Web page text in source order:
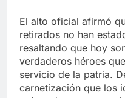
El alto oficial afirmó
retirados no han
resaltando que hoy
verdaderos héroes
servicio de la patria.
carnetización que los